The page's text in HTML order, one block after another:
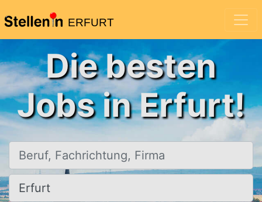
ERFURT
Die besten
Jobs in Erfurt!
Beruf, Fachrichtung, Firma
Ort, Stadt